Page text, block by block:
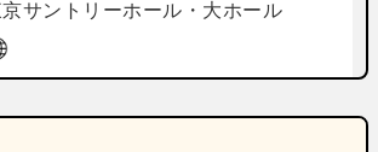
サントリーホール・大ホール